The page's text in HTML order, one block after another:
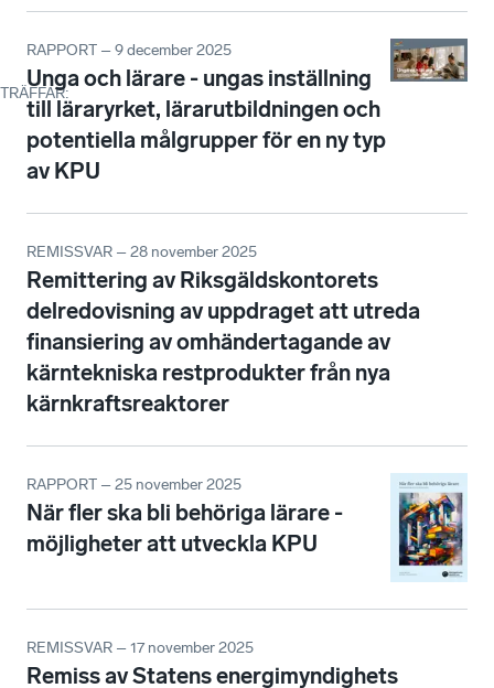
TRÄFFAR:
RAPPORT – 9 december 2025
Unga och lärare - ungas inställning
till läraryrket, lärarutbildningen och
potentiella målgrupper för en ny typ
av KPU
REMISSVAR – 28 november 2025
Remittering av Riksgäldskontorets
delredovisning av uppdraget att utreda
finansiering av omhändertagande av
kärntekniska restprodukter från nya
kärnkraftsreaktorer
RAPPORT – 25 november 2025
När fler ska bli behöriga lärare -
möjligheter att utveckla KPU
REMISSVAR – 17 november 2025
Remiss av Statens energimyndighets